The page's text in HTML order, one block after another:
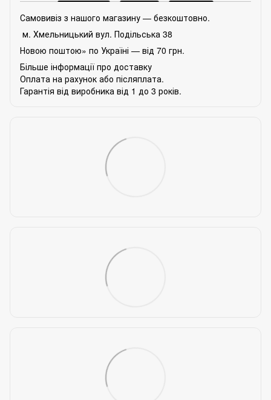
Самовивіз з нашого магазину — безкоштовно.
м. Хмельницький вул. Подільська 38
Новою поштою» по Україні — від 70 грн.
Більше інформації про доставку
Оплата на рахунок або післяплата.
Гарантія від виробника від 1 до 3 років.